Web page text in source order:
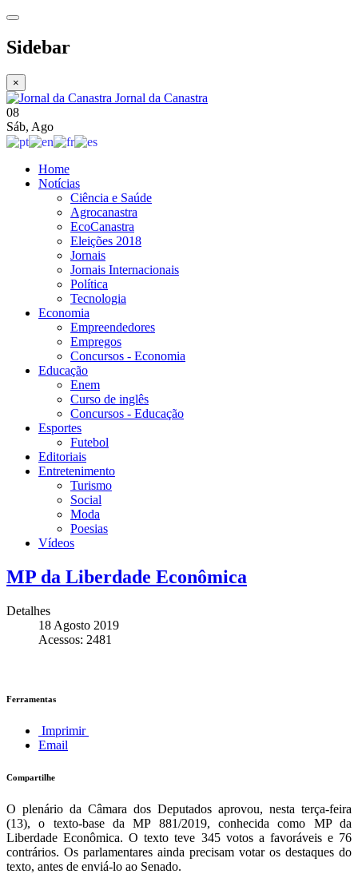
Sidebar
×
Jornal da Canastra
08
Sáb, Ago
Home
Notícias
Ciência e Saúde
Agrocanastra
EcoCanastra
Eleições 2018
Jornais
Jornais Internacionais
Política
Tecnologia
Economia
Empreendedores
Empregos
Concursos - Economia
Educação
Enem
Curso de inglês
Concursos - Educação
Esportes
Futebol
Editoriais
Entretenimento
Turismo
Social
Moda
Poesias
Vídeos
MP da Liberdade Econômica
Detalhes
18 Agosto 2019
Acessos: 2481
Ferramentas
Imprimir
Email
Compartilhe
O plenário da Câmara dos Deputados aprovou, nesta terça-feira
(13), o texto-base da MP 881/2019, conhecida como MP da
Liberdade Econômica. O texto teve 345 votos a favoráveis e 76
contrários. Os parlamentares ainda precisam votar os destaques do
texto, antes de enviá-lo ao Senado.